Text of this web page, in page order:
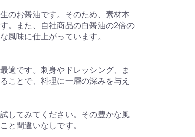
のお醤油です。そのため、素材本
。また、自社商品の白醤油の2倍の
風味に仕上がっています。
適です。刺身やドレッシング、ま
ことで、料理に一層の深みを与え
してみてください。その豊かな風
と間違いなしです。